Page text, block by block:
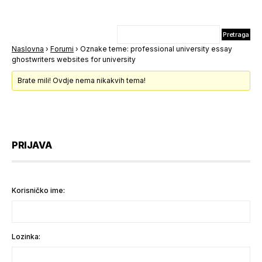
Naslovna › Forumi › Oznake teme: professional university essay
ghostwriters websites for university
Brate mili! Ovdje nema nikakvih tema!
PRIJAVA
Korisničko ime:
Lozinka: